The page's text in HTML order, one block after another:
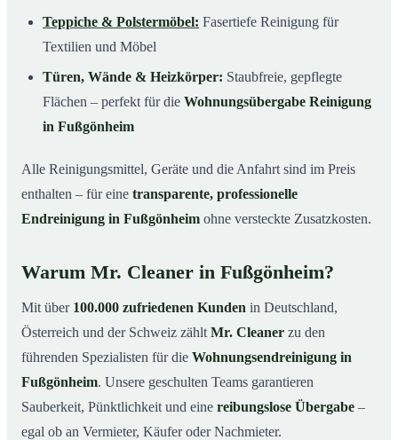
Teppiche & Polstermöbel: Fasertiefe Reinigung für
Textilien und Möbel
Türen, Wände & Heizkörper: Staubfreie, gepflegte
Flächen – perfekt für die Wohnungsübergabe Reinigung
in Fußgönheim
Alle Reinigungsmittel, Geräte und die Anfahrt sind im Preis
enthalten – für eine transparente, professionelle
Endreinigung in Fußgönheim ohne versteckte Zusatzkosten.
Warum Mr. Cleaner in Fußgönheim?
Mit über 100.000 zufriedenen Kunden in Deutschland,
Österreich und der Schweiz zählt Mr. Cleaner zu den
führenden Spezialisten für die Wohnungsendreinigung in
Fußgönheim. Unsere geschulten Teams garantieren
Sauberkeit, Pünktlichkeit und eine reibungslose Übergabe –
egal ob an Vermieter, Käufer oder Nachmieter.